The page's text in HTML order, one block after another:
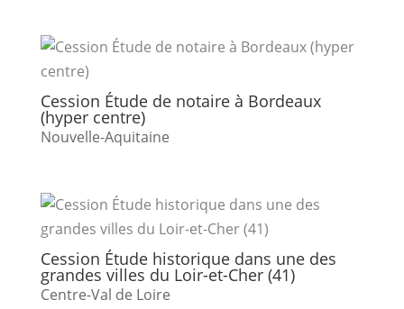
Cession Étude de notaire à Bordeaux
(hyper centre)
Nouvelle-Aquitaine
Cession Étude historique dans une des
grandes villes du Loir-et-Cher (41)
Centre-Val de Loire